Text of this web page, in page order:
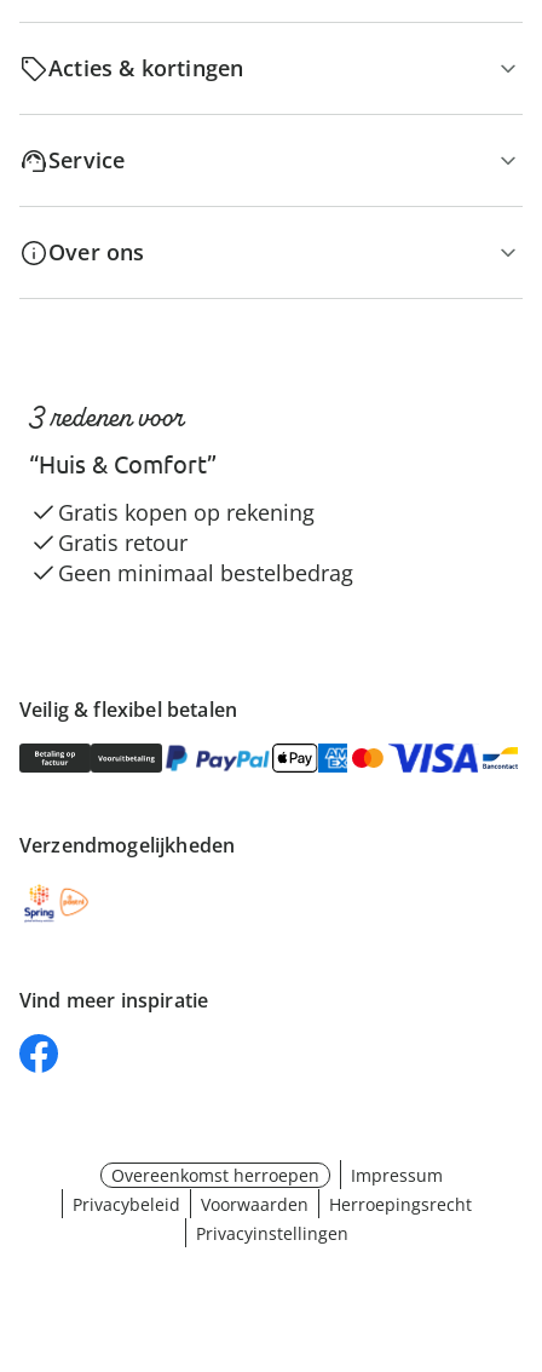
Acties & kortingen
Service
Over ons
Veilig & flexibel betalen
Verzendmogelijkheden
Vind meer inspiratie
3 redenen voor
“Huis & Comfort”
Gratis kopen op rekening
Gratis retour
Geen minimaal bestelbedrag
Overeenkomst herroepen
Impressum
Privacybeleid
Voorwaarden
Herroepingsrecht
Privacyinstellingen